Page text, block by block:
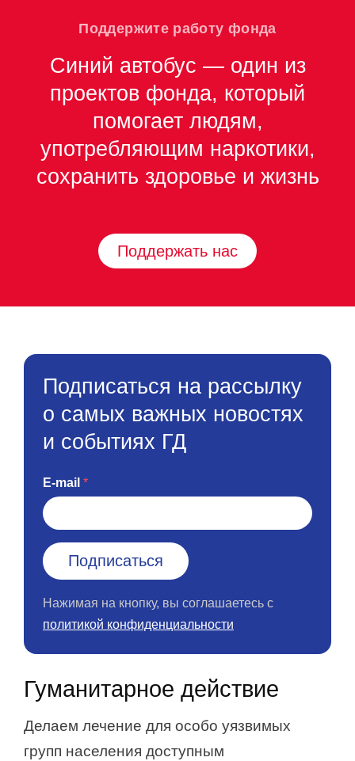
Поддержите работу фонда
Синий автобус — один из
проектов фонда, который
помогает людям,
употребляющим наркотики,
сохранить здоровье и жизнь
Поддержать нас
Подписаться на рассылку
о самых важных новостях
и событиях ГД
E-mail
Нажимая на кнопку, вы соглашаетесь с
политикой конфиденциальности
Гуманитарное действие
Делаем лечение для особо уязвимых
групп населения доступным